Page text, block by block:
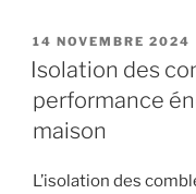
POSTED
ON
14 NOVEMBRE 2024
Isolation des
performance
maison
L’isolation des